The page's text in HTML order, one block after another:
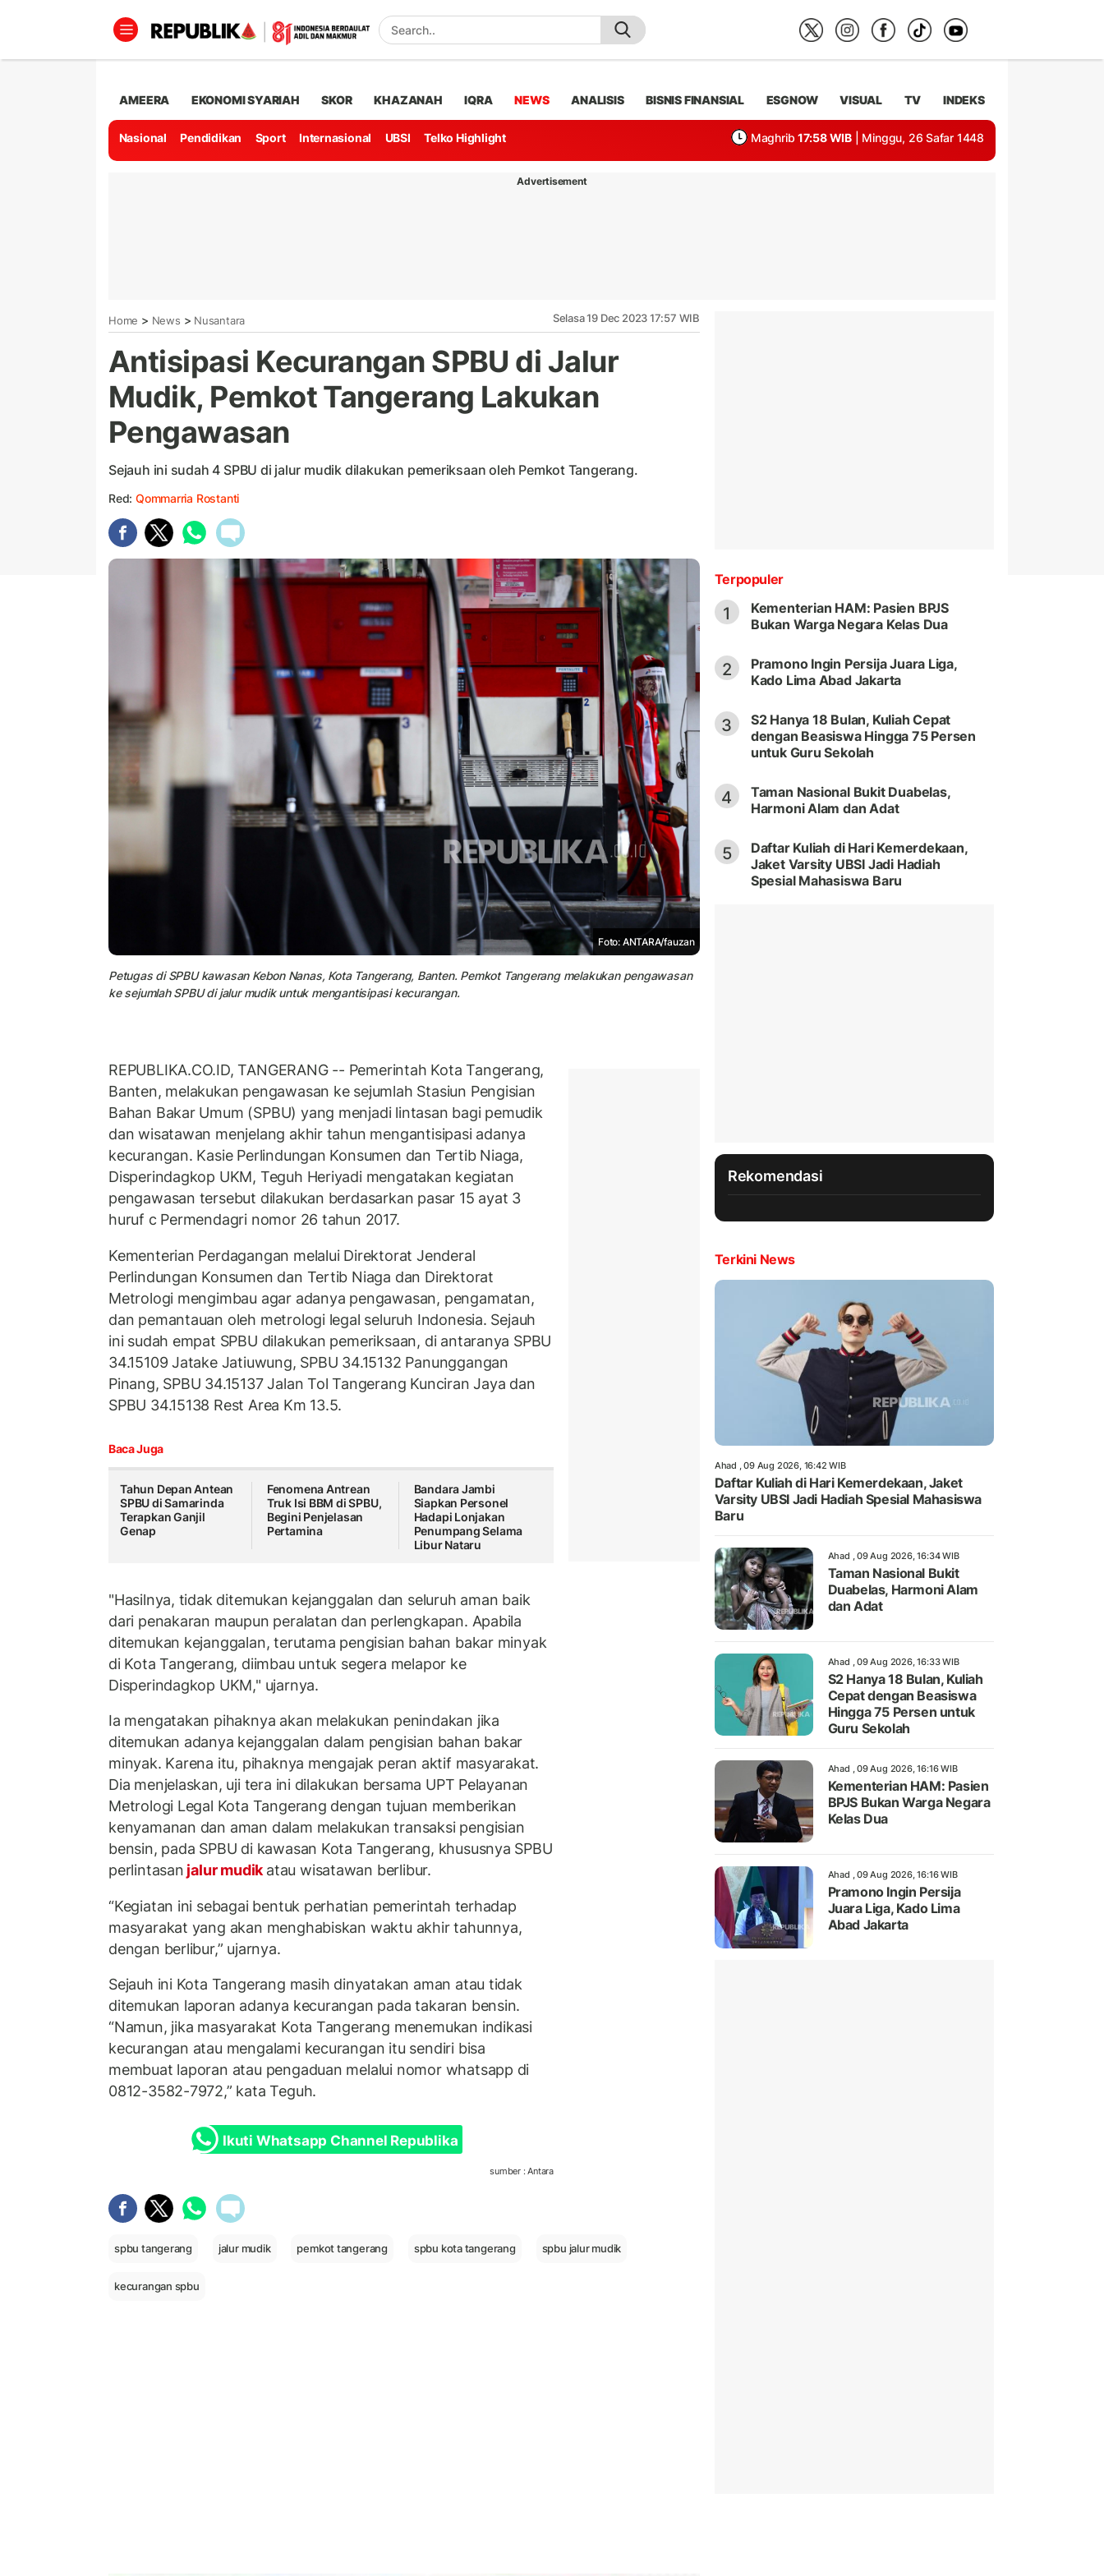
AMEERA EKONOMI SYARIAH SKOR KHAZANAH IQRA NEWS ANALISIS BISNIS FINANSIAL ESGNOW VISUAL TV INDEKS
Nasional Pendidikan Sport Internasional UBSI Telko Highlight Maghrib 17:58 WIB | Minggu, 26 Safar 1448
Advertisement
Home > News > Nusantara Selasa 19 Dec 2023 17:57 WIB
Antisipasi Kecurangan SPBU di Jalur
Mudik, Pemkot Tangerang Lakukan
Pengawasan
Sejauh ini sudah 4 SPBU di jalur mudik dilakukan pemeriksaan oleh Pemkot Tangerang.
Red: Qommarria Rostanti
Foto: ANTARA/fauzan
Petugas di SPBU kawasan Kebon Nanas, Kota Tangerang, Banten. Pemkot Tangerang melakukan pengawasan
ke sejumlah SPBU di jalur mudik untuk mengantisipasi kecurangan.
REPUBLIKA.CO.ID, TANGERANG -- Pemerintah Kota Tangerang,
Banten, melakukan pengawasan ke sejumlah Stasiun Pengisian
Bahan Bakar Umum (SPBU) yang menjadi lintasan bagi pemudik
dan wisatawan menjelang akhir tahun mengantisipasi adanya
kecurangan. Kasie Perlindungan Konsumen dan Tertib Niaga,
Disperindagkop UKM, Teguh Heriyadi mengatakan kegiatan
pengawasan tersebut dilakukan berdasarkan pasar 15 ayat 3
huruf c Permendagri nomor 26 tahun 2017.
Kementerian Perdagangan melalui Direktorat Jenderal
Perlindungan Konsumen dan Tertib Niaga dan Direktorat
Metrologi mengimbau agar adanya pengawasan, pengamatan,
dan pemantauan oleh metrologi legal seluruh Indonesia. Sejauh
ini sudah empat SPBU dilakukan pemeriksaan, di antaranya SPBU
34.15109 Jatake Jatiuwung, SPBU 34.15132 Panunggangan
Pinang, SPBU 34.15137 Jalan Tol Tangerang Kunciran Jaya dan
SPBU 34.15138 Rest Area Km 13.5.
Baca Juga
Tahun Depan Antean
SPBU di Samarinda
Terapkan Ganjil
Genap
Fenomena Antrean
Truk Isi BBM di SPBU,
Begini Penjelasan
Pertamina
Bandara Jambi
Siapkan Personel
Hadapi Lonjakan
Penumpang Selama
Libur Nataru
"Hasilnya, tidak ditemukan kejanggalan dan seluruh aman baik
dari penakaran maupun peralatan dan perlengkapan. Apabila
ditemukan kejanggalan, terutama pengisian bahan bakar minyak
di Kota Tangerang, diimbau untuk segera melapor ke
Disperindagkop UKM," ujarnya.
Ia mengatakan pihaknya akan melakukan penindakan jika
ditemukan adanya kejanggalan dalam pengisian bahan bakar
minyak. Karena itu, pihaknya mengajak peran aktif masyarakat.
Dia menjelaskan, uji tera ini dilakukan bersama UPT Pelayanan
Metrologi Legal Kota Tangerang dengan tujuan memberikan
kenyamanan dan aman dalam melakukan transaksi pengisian
bensin, pada SPBU di kawasan Kota Tangerang, khususnya SPBU
perlintasan jalur mudik atau wisatawan berlibur.
“Kegiatan ini sebagai bentuk perhatian pemerintah terhadap
masyarakat yang akan menghabiskan waktu akhir tahunnya,
dengan berlibur,” ujarnya.
Sejauh ini Kota Tangerang masih dinyatakan aman atau tidak
ditemukan laporan adanya kecurangan pada takaran bensin.
“Namun, jika masyarakat Kota Tangerang menemukan indikasi
kecurangan atau mengalami kecurangan itu sendiri bisa
membuat laporan atau pengaduan melalui nomor whatsapp di
0812-3582-7972,” kata Teguh.
Ikuti Whatsapp Channel Republika
sumber : Antara
spbu tangerang jalur mudik pemkot tangerang spbu kota tangerang spbu jalur mudik
kecurangan spbu
Terpopuler
1
Kementerian HAM: Pasien BPJS
Bukan Warga Negara Kelas Dua
2
Pramono Ingin Persija Juara Liga,
Kado Lima Abad Jakarta
3
S2 Hanya 18 Bulan, Kuliah Cepat
dengan Beasiswa Hingga 75 Persen
untuk Guru Sekolah
4
Taman Nasional Bukit Duabelas,
Harmoni Alam dan Adat
5
Daftar Kuliah di Hari Kemerdekaan,
Jaket Varsity UBSI Jadi Hadiah
Spesial Mahasiswa Baru
Rekomendasi
Terkini News
Ahad , 09 Aug 2026, 16:42 WIB
Daftar Kuliah di Hari Kemerdekaan, Jaket
Varsity UBSI Jadi Hadiah Spesial Mahasiswa
Baru
Ahad , 09 Aug 2026, 16:34 WIB
Taman Nasional Bukit
Duabelas, Harmoni Alam
dan Adat
Ahad , 09 Aug 2026, 16:33 WIB
S2 Hanya 18 Bulan, Kuliah
Cepat dengan Beasiswa
Hingga 75 Persen untuk
Guru Sekolah
Ahad , 09 Aug 2026, 16:16 WIB
Kementerian HAM: Pasien
BPJS Bukan Warga Negara
Kelas Dua
Ahad , 09 Aug 2026, 16:16 WIB
Pramono Ingin Persija
Juara Liga, Kado Lima
Abad Jakarta